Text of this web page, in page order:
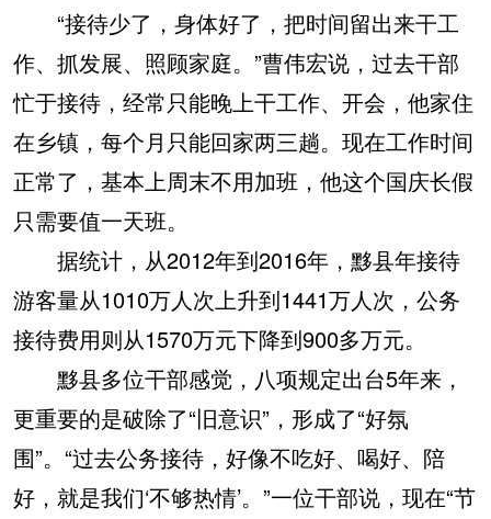
“接待少了，身体好了，把时间留出来干工
作、抓发展、照顾家庭。”曹伟宏说，过去干部
忙于接待，经常只能晚上干工作、开会，他家住
在乡镇，每个月只能回家两三趟。现在工作时间
正常了，基本上周末不用加班，他这个国庆长假
只需要值一天班。
据统计，从2012年到2016年，黟县年接待
游客量从1010万人次上升到1441万人次，公务
接待费用则从1570万元下降到900多万元。
黟县多位干部感觉，八项规定出台5年来，
更重要的是破除了“旧意识”，形成了“好氛
围”。“过去公务接待，好像不吃好、喝好、陪
好，就是我们‘不够热情’。”一位干部说，现在“节